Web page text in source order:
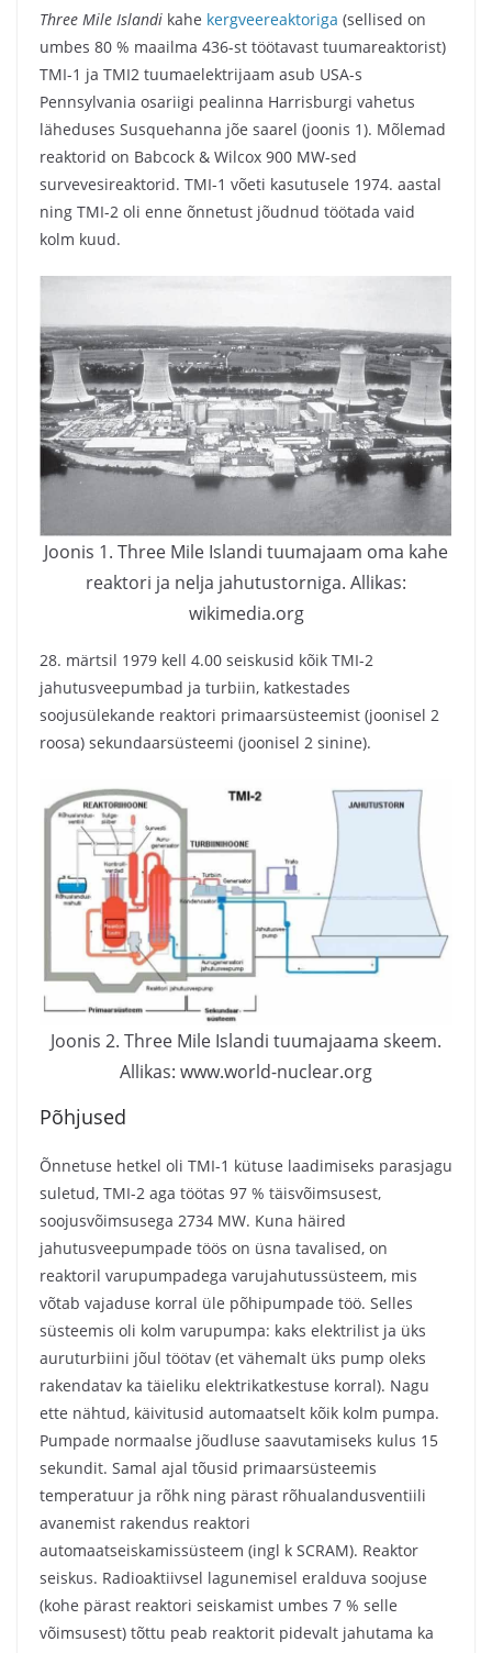
Three Mile Islandi kahe kergveereaktoriga (sellised on
umbes 80 % maailma 436-st töötavast tuumareaktorist)
TMI-1 ja TMI2 tuumaelektrijaam asub USA-s
Pennsylvania osariigi pealinna Harrisburgi vahetus
läheduses Susquehanna jõe saarel (joonis 1). Mõlemad
reaktorid on Babcock & Wilcox 900 MW-sed
survevesireaktorid. TMI-1 võeti kasutusele 1974. aastal
ning TMI-2 oli enne õnnetust jõudnud töötada vaid
kolm kuud.
Joonis 1. Three Mile Islandi tuumajaam oma kahe
reaktori ja nelja jahutustorniga. Allikas:
wikimedia.org
28. märtsil 1979 kell 4.00 seiskusid kõik TMI-2
jahutusveepumbad ja turbiin, katkestades
soojusülekande reaktori primaarsüsteemist (joonisel 2
roosa) sekundaarsüsteemi (joonisel 2 sinine).
Joonis 2. Three Mile Islandi tuumajaama skeem.
Allikas: www.world-nuclear.org
Põhjused
Õnnetuse hetkel oli TMI-1 kütuse laadimiseks parasjagu
suletud, TMI-2 aga töötas 97 % täisvõimsusest,
soojusvõimsusega 2734 MW. Kuna häired
jahutusveepumpade töös on üsna tavalised, on
reaktoril varupumpadega varujahutussüsteem, mis
võtab vajaduse korral üle põhipumpade töö. Selles
süsteemis oli kolm varupumpa: kaks elektrilist ja üks
auruturbiini jõul töötav (et vähemalt üks pump oleks
rakendatav ka täieliku elektrikatkestuse korral). Nagu
ette nähtud, käivitusid automaatselt kõik kolm pumpa.
Pumpade normaalse jõudluse saavutamiseks kulus 15
sekundit. Samal ajal tõusid primaarsüsteemis
temperatuur ja rõhk ning pärast rõhualandusventiili
avanemist rakendus reaktori
automaatseiskamissüsteem (ingl k SCRAM). Reaktor
seiskus. Radioaktiivsel lagunemisel eralduva soojuse
(kohe pärast reaktori seiskamist umbes 7 % selle
võimsusest) tõttu peab reaktorit pidevalt jahutama ka